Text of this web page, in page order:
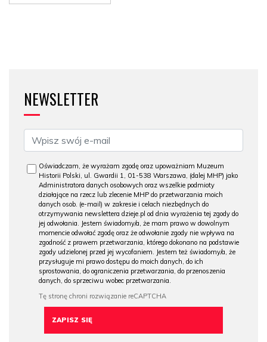
NEWSLETTER
Oświadczam, że wyrażam zgodę oraz upoważniam Muzeum
Historii Polski, ul. Gwardii 1, 01-538 Warszawa, (dalej MHP) jako
Administratora danych osobowych oraz wszelkie podmioty
działające na rzecz lub zlecenie MHP do przetwarzania moich
danych osob. (e-mail) w zakresie i celach niezbędnych do
otrzymywania newslettera dzieje.pl od dnia wyrażenia tej zgody do
jej odwołania. Jestem świadomy/a, że mam prawo w dowolnym
momencie odwołać zgodę oraz że odwołanie zgody nie wpływa na
zgodność z prawem przetwarzania, którego dokonano na podstawie
zgody udzielonej przed jej wycofaniem. Jestem też świadomy/a, że
przysługuje mi prawo dostępu do moich danych, do ich
sprostowania, do ograniczenia przetwarzania, do przenoszenia
danych, do sprzeciwu wobec przetwarzania.